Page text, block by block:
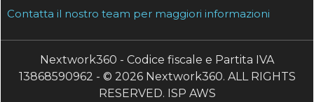
Contatta il nostro team per maggiori informazioni
Nextwork360 - Codice fiscale e Partita IVA
13868590962 - © 2026 Nextwork360. ALL RIGHTS
RESERVED. ISP AWS